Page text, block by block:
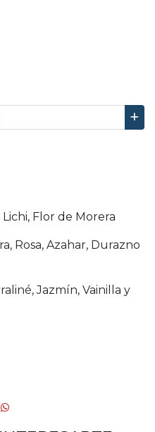
Flor de Morera
Rosa, Azahar, Durazno
Jazmín, Vainilla y